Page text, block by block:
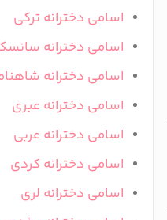
اسامی دخترانه ترکی
اسامی دخترانه
اسامی دخترانه
اسامی دخترانه عبری
اسامی دخترانه عربی
اسامی دخترانه کردی
اسامی دخترانه لری